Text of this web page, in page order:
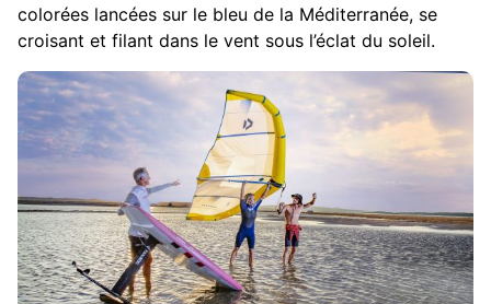
colorées lancées sur le bleu de la Méditerranée, se
croisant et filant dans le vent sous l’éclat du soleil.